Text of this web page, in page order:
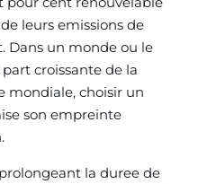
leurs emissions de
Dans un monde ou le
croissante de la
mondiale, choisir un
son empreinte
la duree de